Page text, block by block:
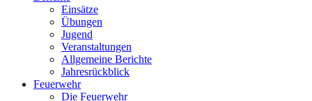
Einsätze
Übungen
Jugend
Veranstaltungen
Allgemeine Berichte
Jahresrückblick
Feuerwehr
Die Feuerwehr